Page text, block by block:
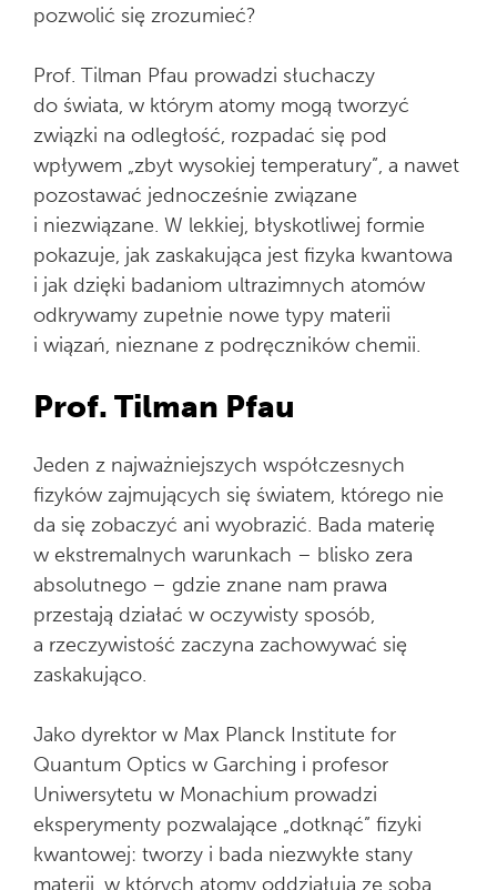
pozwolić się zrozumieć?
Prof. Tilman Pfau prowadzi słuchaczy
do świata, w którym atomy mogą tworzyć
związki na odległość, rozpadać się pod
wpływem „zbyt wysokiej temperatury”, a nawet
pozostawać jednocześnie związane
i niezwiązane. W lekkiej, błyskotliwej formie
pokazuje, jak zaskakująca jest fizyka kwantowa
i jak dzięki badaniom ultrazimnych atomów
odkrywamy zupełnie nowe typy materii
i wiązań, nieznane z podręczników chemii.
Prof. Tilman Pfau
Jeden z najważniejszych współczesnych
fizyków zajmujących się światem, którego nie
da się zobaczyć ani wyobrazić. Bada materię
w ekstremalnych warunkach – blisko zera
absolutnego – gdzie znane nam prawa
przestają działać w oczywisty sposób,
a rzeczywistość zaczyna zachowywać się
zaskakująco.
Jako dyrektor w Max Planck Institute for
Quantum Optics w Garching i profesor
Uniwersytetu w Monachium prowadzi
eksperymenty pozwalające „dotknąć” fizyki
kwantowej: tworzy i bada niezwykłe stany
materii, w których atomy oddziałują ze sobą